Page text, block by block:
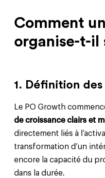
Comment
organise-t-il
1. Définition
Le PO Growth
de croissance clairs et
directement liés à
transformation d’un
encore la capacité du
dans la durée.